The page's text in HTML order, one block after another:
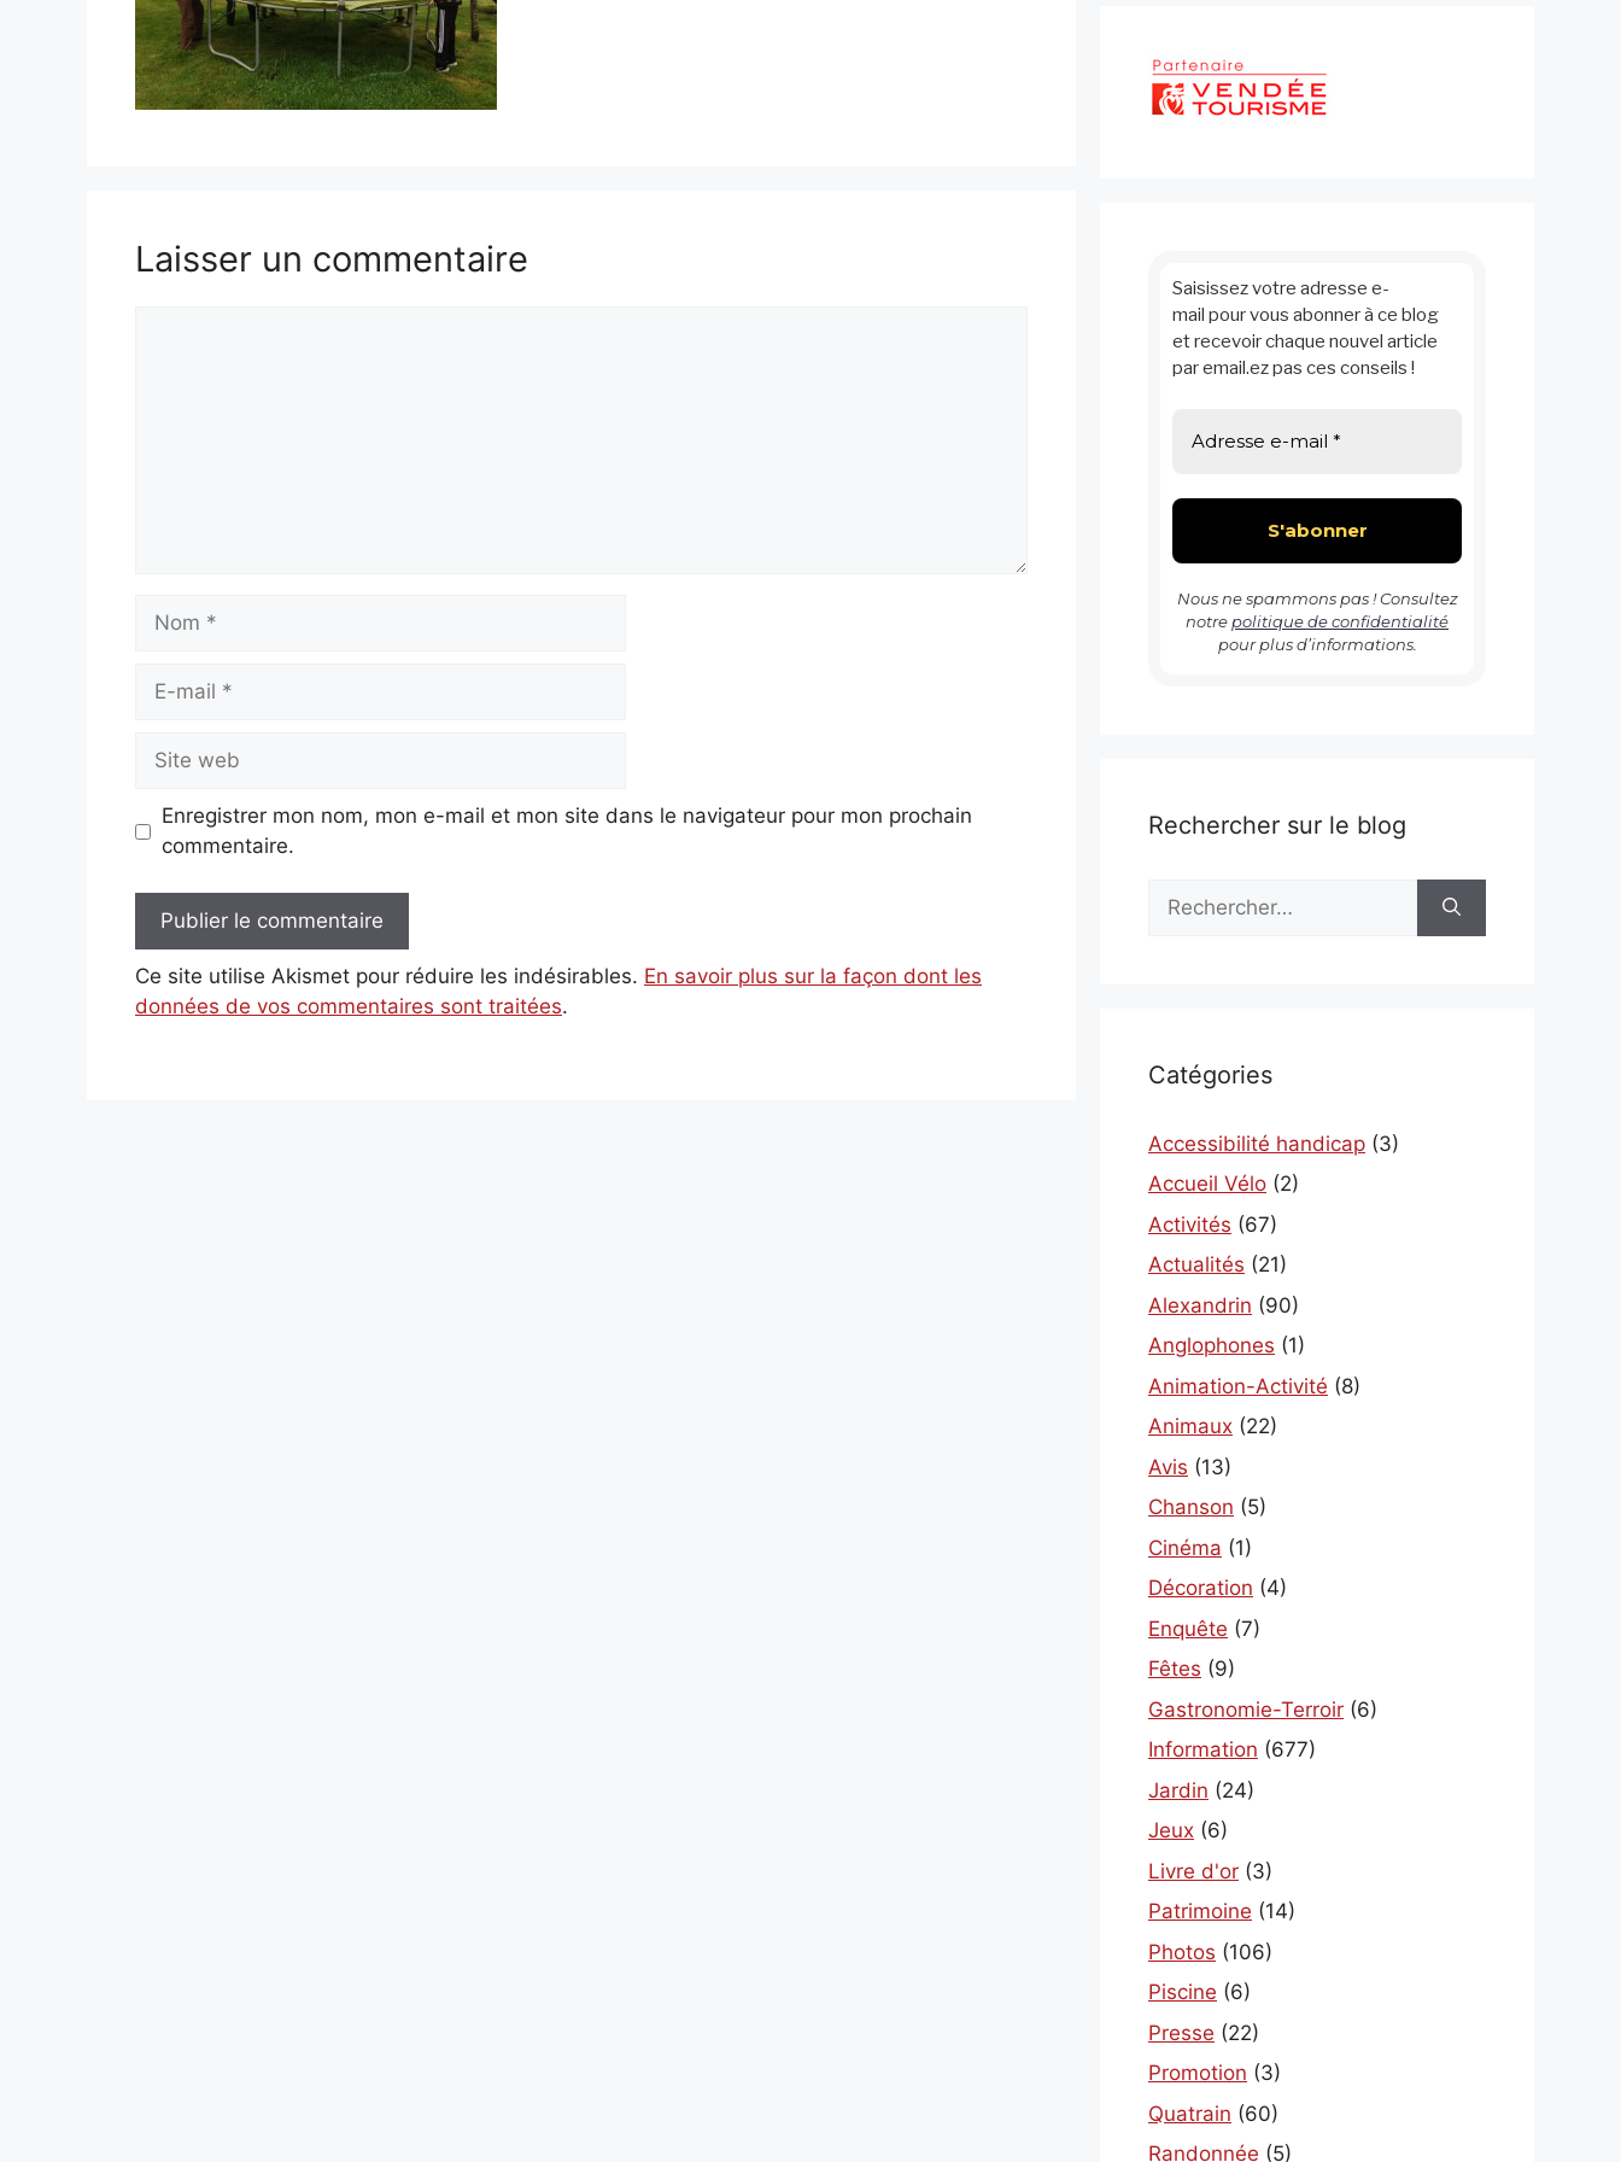
Laisser un commentaire
Nom
Site
web
Enregistrer mon nom, mon e-mail et mon site dans le navigateur pour mon prochain
commentaire.
Ce site utilise Akismet pour réduire les indésirables. En savoir plus sur la façon dont les
données de vos commentaires sont traitées.
Saisissez votre adresse e-
mail pour vous abonner à ce blog
et recevoir chaque nouvel article
par email.ez pas ces conseils !
Nous ne spammons pas ! Consultez
notre politique de confidentialité
pour plus d’informations.
Rechercher sur le blog
Catégories
Accessibilité handicap (3)
Accueil Vélo (2)
Activités (67)
Actualités (21)
Alexandrin (90)
Anglophones (1)
Animation-Activité (8)
Animaux (22)
Avis (13)
Chanson (5)
Cinéma (1)
Décoration (4)
Enquête (7)
Fêtes (9)
Gastronomie-Terroir (6)
Information (677)
Jardin (24)
Jeux (6)
Livre d'or (3)
Patrimoine (14)
Photos (106)
Piscine (6)
Presse (22)
Promotion (3)
Quatrain (60)
Randonnée (5)